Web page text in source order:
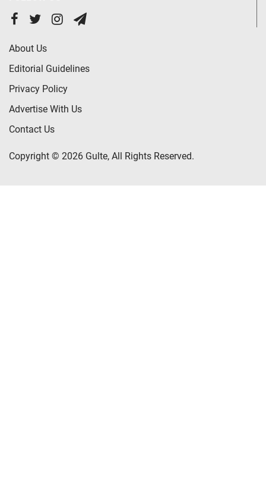
About Us
Editorial Guidelines
Privacy Policy
Advertise With Us
Contact Us
Copyright © 2026 Gulte, All Rights Reserved.